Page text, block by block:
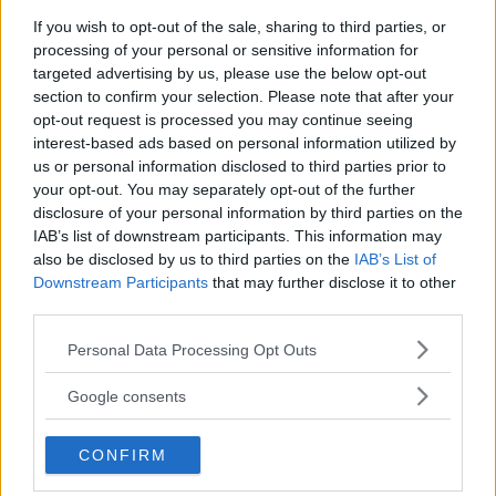
If you wish to opt-out of the sale, sharing to third parties, or
processing of your personal or sensitive information for
targeted advertising by us, please use the below opt-out
section to confirm your selection. Please note that after your
opt-out request is processed you may continue seeing
interest-based ads based on personal information utilized by
us or personal information disclosed to third parties prior to
your opt-out. You may separately opt-out of the further
disclosure of your personal information by third parties on the
IAB’s list of downstream participants. This information may
also be disclosed by us to third parties on the IAB’s List of
Downstream Participants that may further disclose it to other
Please note that this website/app uses one or more Google
not limited to your visit or usage behaviour. You may click to
use your data for below specified purposes in below Google
consent section.
Personal Data Processing Opt Outs
Google consents
CONFIRM
senare köpte tillbaka den var det med ambitionen att
återerövra leveransskicket. Det misslyckades, den blev
bättre än ny!
Gasa
Sälja bil på auktion – så
skiljer sig villkoren
GUIDE 11 januari 2023 Det finns nu flera nätbaserade
auktionsföretag inriktade på hobbybilar i Sverige. I
tänka på om du vill sälja på auktion.
Gasa (17)
Fiat 127 – bilen som fick